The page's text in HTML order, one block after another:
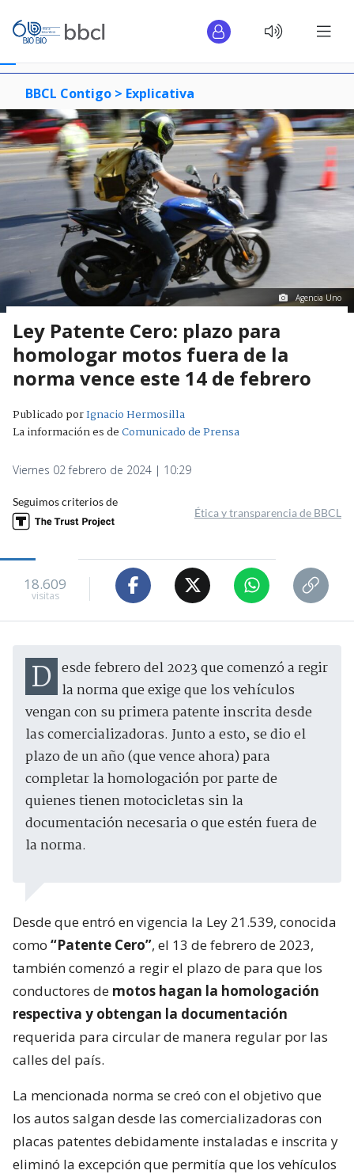
BBCL Contigo > Explicativa
Agencia Uno
Ley Patente Cero: plazo para
homologar motos fuera de la
norma vence este 14 de febrero
Publicado porIgnacio Hermosilla
La información es deComunicado de Prensa
Viernes 02 febrero de 2024 | 10:29
Seguimos criterios de
Ética y transparencia de BBCL
18.609
visitas
Desde febrero del 2023 que comenzó a regir la norma que exige que los vehículos
vengan con su primera patente inscrita desde
las comercializadoras. Junto a esto, se dio el
plazo de un año (que vence ahora) para
completar la homologación por parte de
quienes tienen motocicletas sin la
documentación necesaria o que estén fuera de
la norma.
Desde que entró en vigencia la Ley 21.539, conocida
como “Patente Cero”, el 13 de febrero de 2023,
también comenzó a regir el plazo de para que los
conductores de motos hagan la homologación
respectiva y obtengan la documentación
requerida para circular de manera regular por las
calles del país.
La mencionada norma se creó con el objetivo que
los autos salgan desde las comercializadoras con
placas patentes debidamente instaladas e inscrita y
eliminó la excepción que permitía que los vehículos